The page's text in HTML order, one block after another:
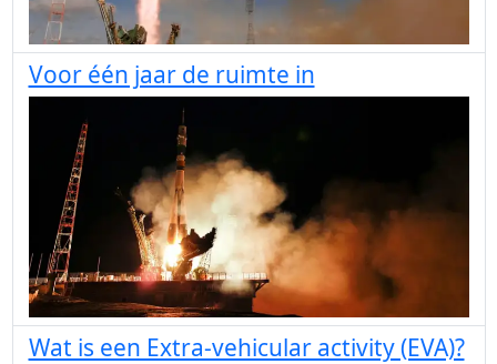
Voor één jaar de ruimte in
Wat is een Extra-vehicular activity (EVA)?